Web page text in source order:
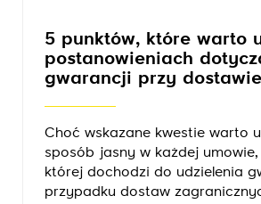
5 punktów, które warto
postanowieniach
gwarancji przy
Choć wskazane kwestie warto
sposób jasny w każdej
której dochodzi do udzielenia
przypadku dostaw